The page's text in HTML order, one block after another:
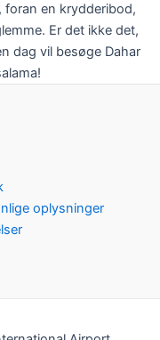
foran en krydderibod,
Er det ikke det,
dag vil besøge Dahar
oplysninger